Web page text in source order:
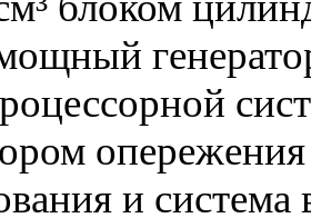
и система